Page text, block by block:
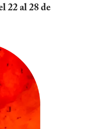
22 al 28 de